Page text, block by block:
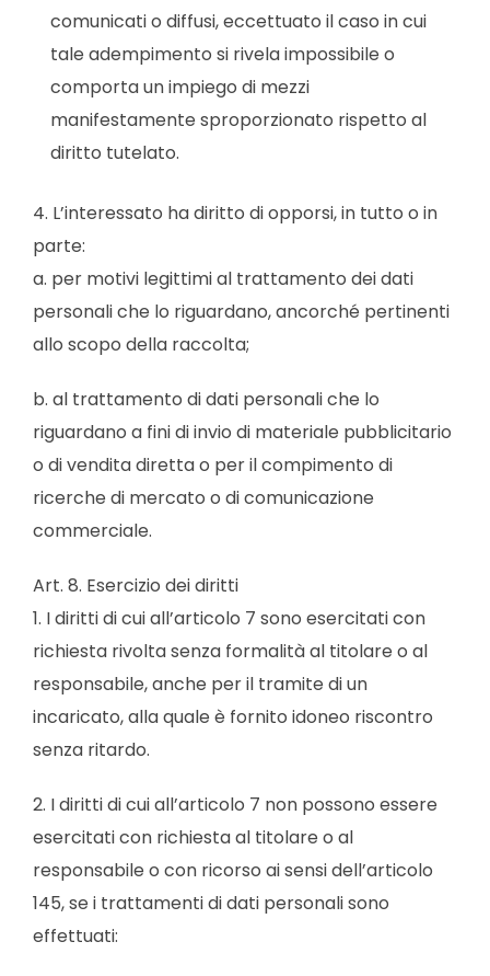
comunicati o diffusi, eccettuato il caso in cui
tale adempimento si rivela impossibile o
comporta un impiego di mezzi
manifestamente sproporzionato rispetto al
diritto tutelato.
4. L’interessato ha diritto di opporsi, in tutto o in
parte:
a. per motivi legittimi al trattamento dei dati
personali che lo riguardano, ancorché pertinenti
allo scopo della raccolta;
b. al trattamento di dati personali che lo
riguardano a fini di invio di materiale pubblicitario
o di vendita diretta o per il compimento di
ricerche di mercato o di comunicazione
commerciale.
Art. 8. Esercizio dei diritti
1. I diritti di cui all’articolo 7 sono esercitati con
richiesta rivolta senza formalità al titolare o al
responsabile, anche per il tramite di un
incaricato, alla quale è fornito idoneo riscontro
senza ritardo.
2. I diritti di cui all’articolo 7 non possono essere
esercitati con richiesta al titolare o al
responsabile o con ricorso ai sensi dell’articolo
145, se i trattamenti di dati personali sono
effettuati: